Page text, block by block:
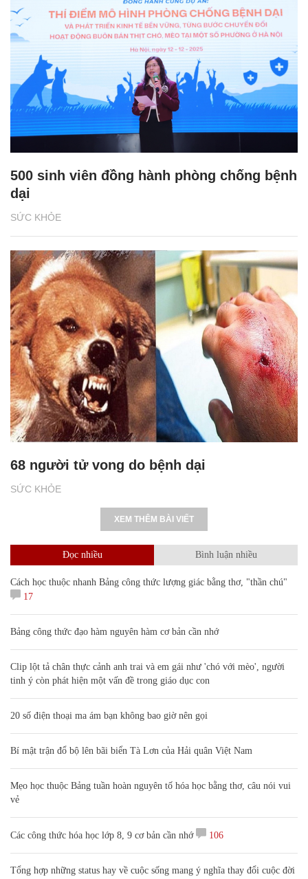
SỨC KHỎE
500 sinh viên đồng hành phòng chống bệnh
dại
SỨC KHỎE
68 người tử vong do bệnh dại
XEM THÊM BÀI VIẾT
Đọc nhiều Bình luận nhiều
Cách học thuộc nhanh Bảng công thức lượng giác bằng thơ, "thần chú"
17
Bảng công thức đạo hàm nguyên hàm cơ bản cần nhớ
Clip lột tả chân thực cảnh anh trai và em gái như 'chó với mèo', người
tinh ý còn phát hiện một vấn đề trong giáo dục con
20 số điện thoại ma ám bạn không bao giờ nên gọi
Bí mật trận đổ bộ lên bãi biển Tà Lơn của Hải quân Việt Nam
Mẹo học thuộc Bảng tuần hoàn nguyên tố hóa học bằng thơ, câu nói vui
vẻ
Các công thức hóa học lớp 8, 9 cơ bản cần nhớ 106
Tổng hợp những status hay về cuộc sống mang ý nghĩa thay đổi cuộc đời